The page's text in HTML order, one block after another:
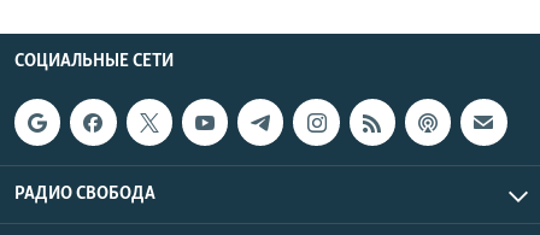
СОЦИАЛЬНЫЕ СЕТИ
РАДИО СВОБОДА